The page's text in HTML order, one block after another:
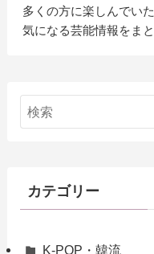
多くの方に楽しんでい
気になる芸能情報をま
カテゴリー
K-POP・韓流